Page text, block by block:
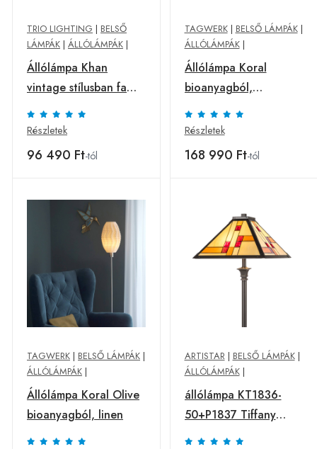
TRIO LIGHTING | BELSŐ
LÁMPÁK | ÁLLÓLÁMPÁK |
Állólámpa Khan
vintage stílusban fa
elemekkel
Részletek
96 490 Ft-tól
TAGWERK| BELSŐ LÁMPÁK|
ÁLLÓLÁMPÁK|
Állólámpa Koral
bioanyagból,
kristálytiszta 115 cm
Részletek
168 990 Ft-tól
TAGWERK | BELSŐ LÁMPÁK |
ÁLLÓLÁMPÁK |
Állólámpa Koral Olive
bioanyagból, linen
ARTISTAR| BELSŐ LÁMPÁK|
ÁLLÓLÁMPÁK|
állólámpa KT1836-
50+P1837 Tiffany
stílusban